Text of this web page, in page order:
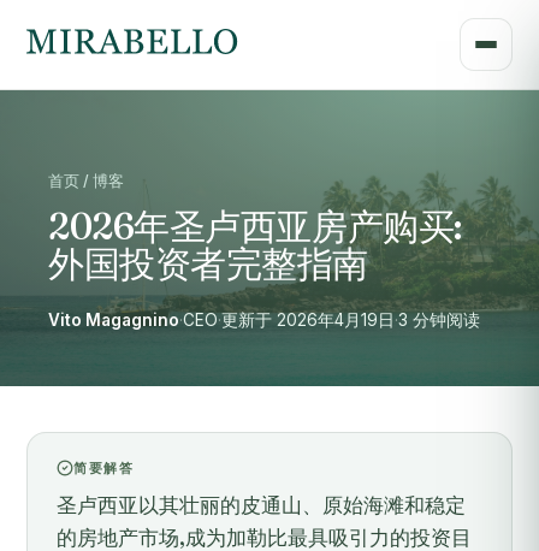
首页 / 博客
2026年圣卢西亚房产购买:
外国投资者完整指南
Vito Magagnino·CEO·更新于 2026年4月19日·3 分钟阅读
简要解答
圣卢西亚以其壮丽的皮通山、原始海滩和稳定
的房地产市场,成为加勒比最具吸引力的投资目